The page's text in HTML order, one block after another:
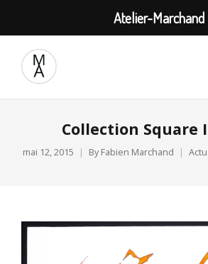
Collection Square
mai 12, 2015 By Fabien Marchand
Atelier-Marchand